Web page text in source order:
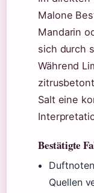
Malone
Mandarin
sich durch
Während
Salt eine
Bestätigte
Quellen